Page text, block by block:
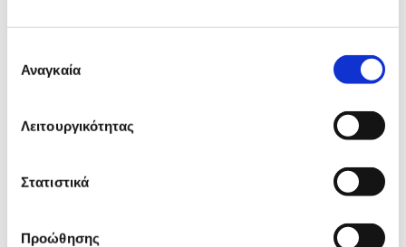
συγκατάθεσης
Αναγκαία
Λειτουργικότητας
Στατιστικά
Προώθησης
Αξιολογήσεις
Δες τι κλίκαραν όσοι είδαν το ίδιο
προϊόν με εσένα!